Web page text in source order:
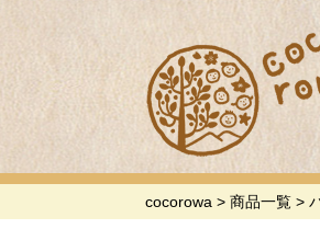
cocorowa > 商品一覧 >